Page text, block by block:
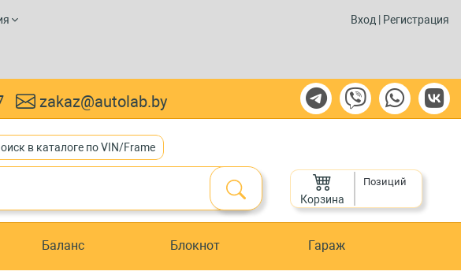
Вход Регистрация
zakaz@autolab.by
в каталоге по VIN/Frame
Корзина
Позиций
Баланс Блокнот Гараж